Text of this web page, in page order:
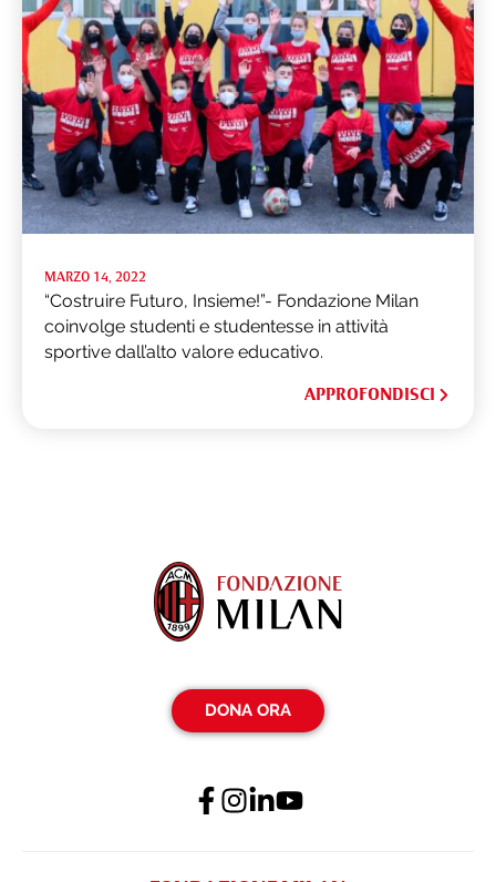
MARZO 14, 2022
“Costruire Futuro, Insieme!”- Fondazione Milan
coinvolge studenti e studentesse in attività
sportive dall’alto valore educativo.
APPROFONDISCI
DONA ORA